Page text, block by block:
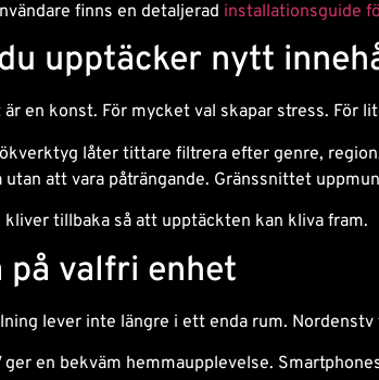
finns en detaljerad installationsguide
upptäcker nytt
en konst. För mycket val skapar stress. För
låter tittare filtrera efter genre,
utan att vara påträngande. Gränssnittet
kliver tillbaka så att upptäckten kan kliva fram.
på valfri enhet
lever inte längre i ett enda rum.
ger en bekväm hemmaupplevelse.